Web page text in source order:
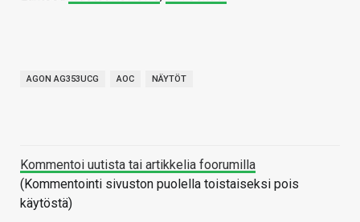
AGON AG353UCG AOC NÄYTÖT
Kommentoi uutista tai artikkelia foorumilla
(Kommentointi sivuston puolella toistaiseksi pois
käytöstä)